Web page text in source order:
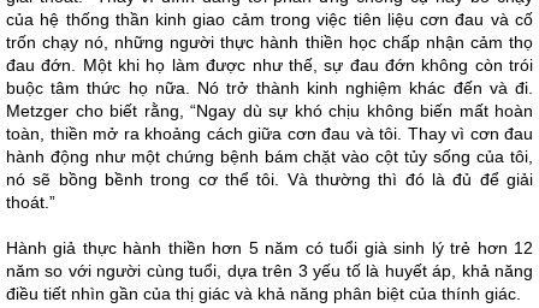
của hệ thống thần kinh giao cảm trong việc tiên liệu cơn đau và cố
trốn chạy nó, những người thực hành thiền học chấp nhận cảm thọ
đau đớn. Một khi họ làm được như thế, sự đau đớn không còn trói
buộc tâm thức họ nữa. Nó trở thành kinh nghiệm khác đến và đi.
Metzger cho biết rằng, “Ngay dù sự khó chịu không biến mất hoàn
toàn, thiền mở ra khoảng cách giữa cơn đau và tôi. Thay vì cơn đau
hành động như một chứng bệnh bám chặt vào cột tủy sống của tôi,
nó sẽ bồng bềnh trong cơ thể tôi. Và thường thì đó là đủ để giải
thoát.”
Hành giả thực hành thiền hơn 5 năm có tuổi già sinh lý trẻ hơn 12
năm so với người cùng tuổi, dựa trên 3 yếu tố là huyết áp, khả năng
điều tiết nhìn gần của thị giác và khả năng phân biệt của thính giác.